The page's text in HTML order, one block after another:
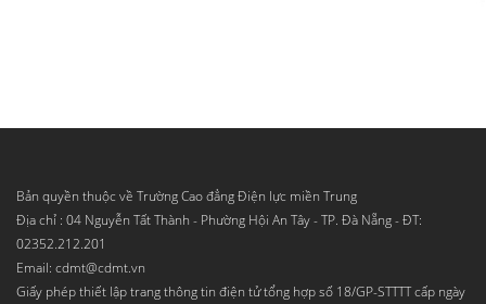
Bản quyền thuộc về Trường Cao đẳng Điện lực miền Trung
Địa chỉ : 04 Nguyễn Tất Thành - Phường Hội An Tây - TP. Đà Nẵng - ĐT:
02352.212.201
Email: cdmt@cdmt.vn
Giấy phép thiết lập trang thông tin điện tử tổng hợp số 18/GP-STTTT cấp ngày